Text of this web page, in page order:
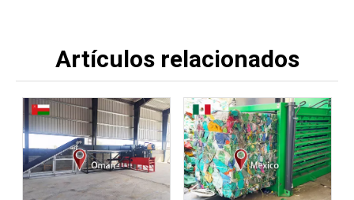
Artículos relacionados